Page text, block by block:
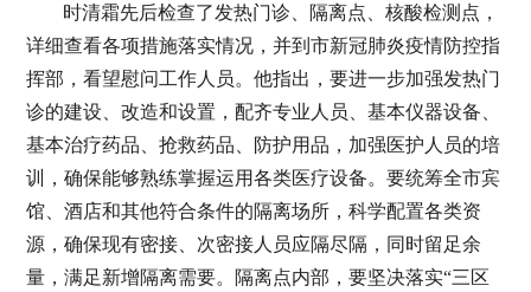
时清霜先后检查了发热门诊、隔离点、核酸检测点，
详细查看各项措施落实情况，并到市新冠肺炎疫情防控指
挥部，看望慰问工作人员。他指出，要进一步加强发热门
诊的建设、改造和设置，配齐专业人员、基本仪器设备、
基本治疗药品、抢救药品、防护用品，加强医护人员的培
训，确保能够熟练掌握运用各类医疗设备。要统筹全市宾
馆、酒店和其他符合条件的隔离场所，科学配置各类资
源，确保现有密接、次密接人员应隔尽隔，同时留足余
量，满足新增隔离需要。隔离点内部，要坚决落实“三区